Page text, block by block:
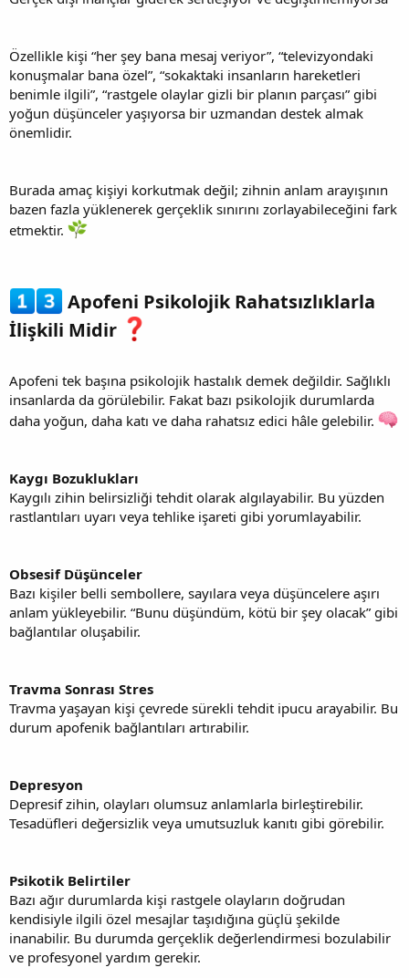
Özellikle kişi “her şey bana mesaj veriyor”, “televizyondaki
konuşmalar bana özel”, “sokaktaki insanların hareketleri
benimle ilgili”, “rastgele olaylar gizli bir planın parçası” gibi
yoğun düşünceler yaşıyorsa bir uzmandan destek almak
önemlidir.
Burada amaç kişiyi korkutmak değil; zihnin anlam arayışının
bazen fazla yüklenerek gerçeklik sınırını zorlayabileceğini fark
etmektir.
Apofeni Psikolojik Rahatsızlıklarla
İlişkili Midir
Apofeni tek başına psikolojik hastalık demek değildir. Sağlıklı
insanlarda da görülebilir. Fakat bazı psikolojik durumlarda
daha yoğun, daha katı ve daha rahatsız edici hâle gelebilir.
Kaygı Bozuklukları
Kaygılı zihin belirsizliği tehdit olarak algılayabilir. Bu yüzden
rastlantıları uyarı veya tehlike işareti gibi yorumlayabilir.
Obsesif Düşünceler
Bazı kişiler belli sembollere, sayılara veya düşüncelere aşırı
anlam yükleyebilir. “Bunu düşündüm, kötü bir şey olacak” gibi
bağlantılar oluşabilir.
Travma Sonrası Stres
Travma yaşayan kişi çevrede sürekli tehdit ipucu arayabilir. Bu
durum apofenik bağlantıları artırabilir.
Depresyon
Depresif zihin, olayları olumsuz anlamlarla birleştirebilir.
Tesadüfleri değersizlik veya umutsuzluk kanıtı gibi görebilir.
Psikotik Belirtiler
Bazı ağır durumlarda kişi rastgele olayların doğrudan
kendisiyle ilgili özel mesajlar taşıdığına güçlü şekilde
inanabilir. Bu durumda gerçeklik değerlendirmesi bozulabilir
ve profesyonel yardım gerekir.